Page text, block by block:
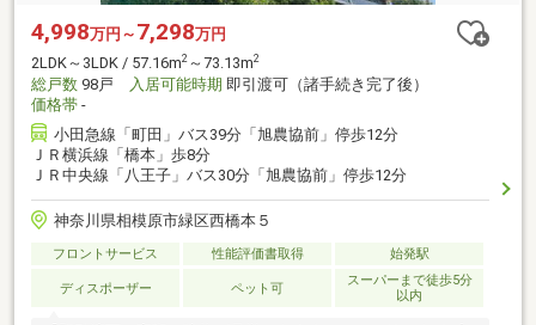
4,998万円～ 7,298万円
2LDK～3LDK / 57.16m2 ～73.13m2
総戸数 98戸 入居可能時期 即引渡可（諸手続き完了後）
価格帯 -
小田急線「町田」バス39分「旭農協前」停歩12分
ＪＲ横浜線「橋本」歩8分
ＪＲ中央線「八王子」バス30分「旭農協前」停歩12分
神奈川県相模原市緑区西橋本５
フロントサービス 性能評価書取得 始発駅
ディスポーザー ペット可
スーパーまで徒歩5分
以内